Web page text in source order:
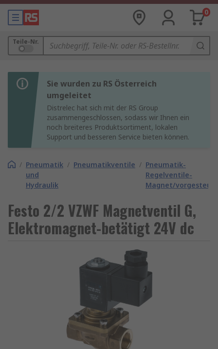
0
Teile-Nr.
Sie wurden zu RS Österreich
umgeleitet
Distrelec hat sich mit der RS Group
zusammengeschlossen, sodass wir Ihnen ein
noch breiteres Produktsortiment, lokalen
Support und besseren Service bieten können.
/ Pneumatik
und
Hydraulik
/ Pneumatikventile / Pneumatik-
Regelventile-
Magnet/
Festo 2/2 VZWF Magnetventil G,
Elektromagnet-betätigt 24V dc